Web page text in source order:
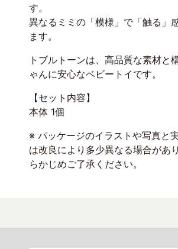
す。
異なるミミの「模様」で「触る」
ます。
トブルトーンは、高品質な素材と
ゃんに安心なベビートイです。
【セット内容】
本体 1個
※ パッケージのイラストや写真と
は改良により多少異なる場合があ
らかじめご了承ください。